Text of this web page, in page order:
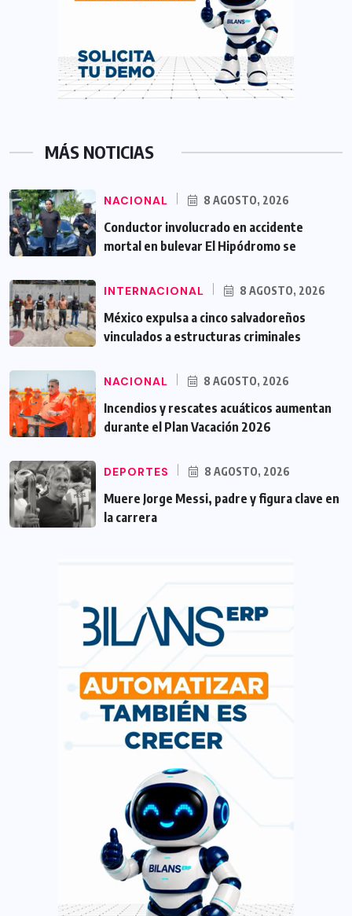
MÁS NOTICIAS
NACIONAL 8 AGOSTO, 2026
Conductor involucrado en accidente
mortal en bulevar El Hipódromo se
INTERNACIONAL 8 AGOSTO, 2026
México expulsa a cinco salvadoreños
vinculados a estructuras criminales
NACIONAL 8 AGOSTO, 2026
Incendios y rescates acuáticos aumentan
durante el Plan Vacación 2026
DEPORTES 8 AGOSTO, 2026
Muere Jorge Messi, padre y figura clave en
la carrera